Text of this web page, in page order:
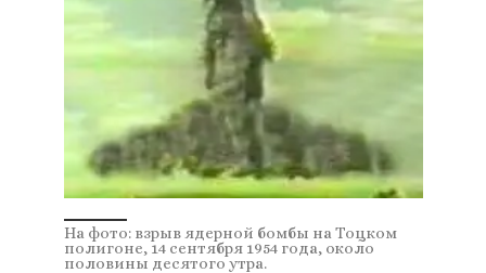
На фото: взрыв ядерной бомбы на Тоцком
полигоне, 14 сентября 1954 года, около
половины десятого утра.